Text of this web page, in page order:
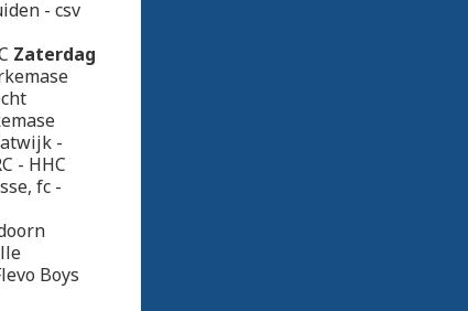
- csv
Zaterdag
-
- HHC
fc -
Boys